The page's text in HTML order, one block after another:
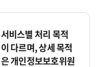
서비스별 처리 목적
이 다르며, 상세 목적
은 개인정보보호위원